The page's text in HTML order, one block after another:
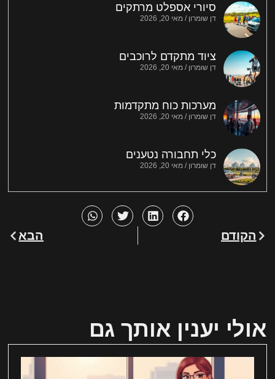
סיורי אספלט מרתקים
דן שומרון מאי 20, 2026
ציוד מתקדם לרוכבים
דן שומרון מאי 20, 2026
מערכות כוח מתקדמות
דן שומרון מאי 20, 2026
כלי תחבורה נטענים
דן שומרון מאי 20, 2026
הקודם הבא
אולי יענין אותך גם